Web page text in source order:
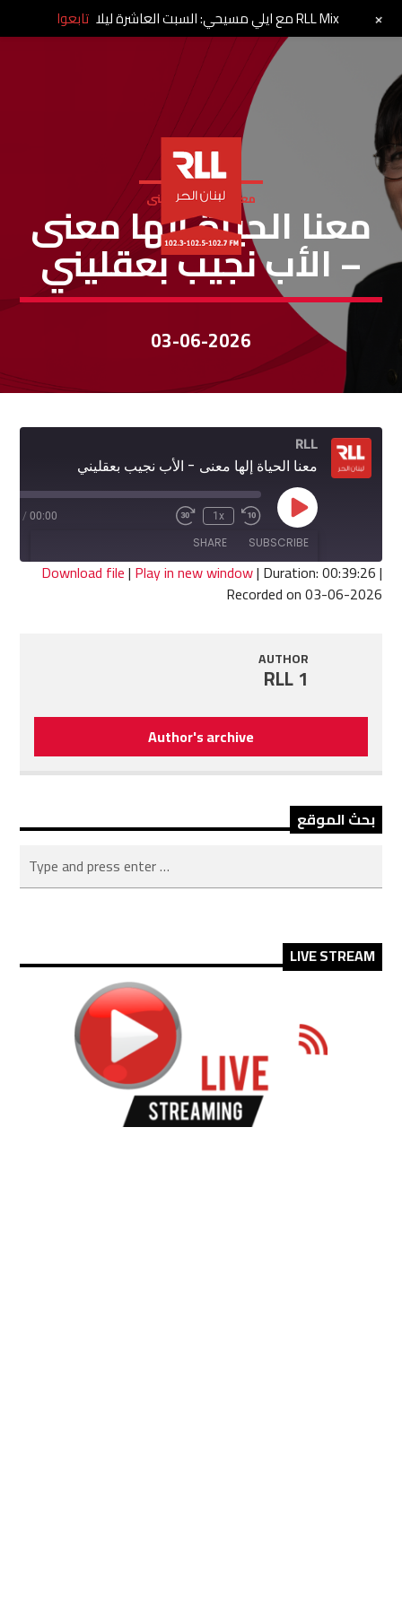
معنا الحياة الها معنى
معنا الحياة إلها معنى
– الأب نجيب بعقليني
03-06-2026
RLL
معنا الحياة إلها معنى - الأب نجيب بعقليني
Play
Episode
Rewind
10
Seconds
1x
Fast
seconds
00:00
/
SUBSCRIBE
SHARE
SHARE
Download file| Play in new window| Duration: 00:39:26|
Recorded on 03-06-2026
AUTHOR
RLL 1
Author's archive
بحث الموقع
LIVE STREAM
RLL Mix مع ايلي مسيحي: السبت العاشرة ليلا تابعوا +